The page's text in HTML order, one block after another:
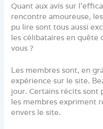
Quant aux avis sur
rencontre amoureuse,
pu lire sont tous aussi
les célibataires en quête
vous ?
Les membres sont, en
expérience sur le site.
jour. Certains récits
les membres expriment
envers le site.